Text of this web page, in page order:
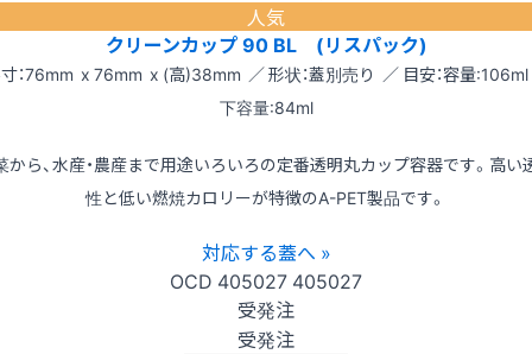
人気
クリーンカップ 90 BL (リスパック)
：76mm x 76mm x (高)38mm ／ 形状：蓋別売り ／ 目安：容量:106ml
下容量:84ml
から、水産・農産まで用途いろいろの定番透明丸カップ容器です。高い
性と低い燃焼カロリーが特徴のA-PET製品です。
対応する蓋へ »
OCD 405027 405027
受発注
受発注